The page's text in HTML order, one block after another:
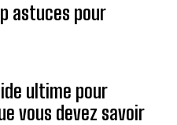
astuces pour
ultime pour
vous devez savoir